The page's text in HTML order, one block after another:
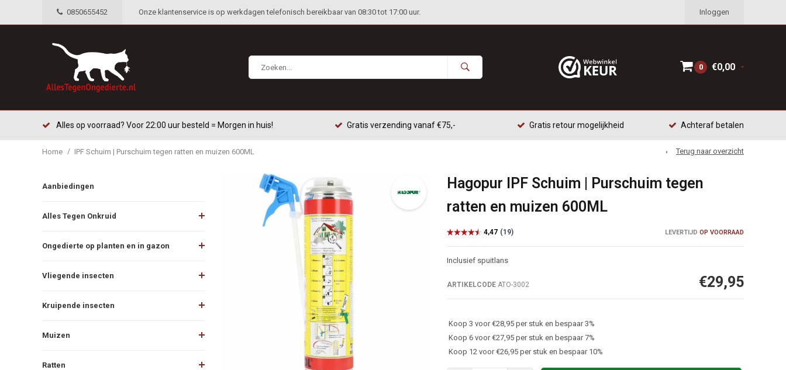
0850655452 Onze klantenservice is op werkdagen telefonisch bereikbaar van 08:30 tot 17:00 uur. Inloggen
0 €0,00
Alles op voorraad? Voor 22:00 uur besteld = Morgen in huis! Gratis verzending vanaf €75,- Gratis retour mogelijkheid Achteraf betalen
Home / IPF Schuim | Purschuim tegen ratten en muizen 600ML Terug naar overzicht
Aanbiedingen
Alles Tegen Onkruid
Ongedierte op planten en in gazon
Vliegende insecten
Kruipende insecten
Muizen
Ratten
Hagopur IPF Schuim | Purschuim tegen
ratten en muizen 600ML
LEVERTIJD OP VOORRAAD
Inclusief spuitlans
ARTIKELCODEATO-3002 €29,95
Koop 3 voor €28,95 per stuk en bespaar 3%
Koop 6 voor €27,95 per stuk en bespaar 7%
Koop 12 voor €26,95 per stuk en bespaar 10%